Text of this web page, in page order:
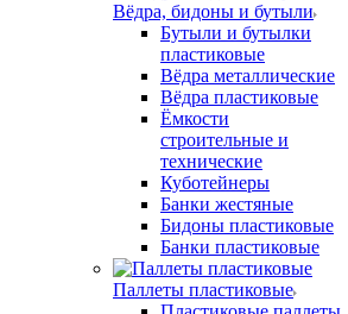
Вёдра, бидоны и бутыли
Бутыли и бутылки
пластиковые
Вёдра металлические
Вёдра пластиковые
Ёмкости
строительные и
технические
Куботейнеры
Банки жестяные
Бидоны пластиковые
Банки пластиковые
Паллеты пластиковые